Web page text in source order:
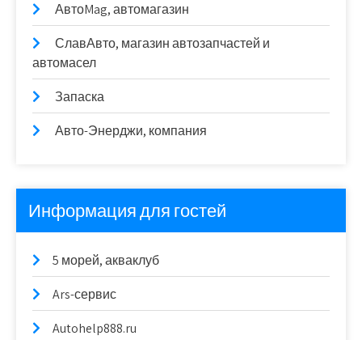
АвтоMag, автомагазин
СлавАвто, магазин автозапчастей и
автомасел
Запаска
Авто-Энерджи, компания
Информация для гостей
5 морей, акваклуб
Ars-сервис
Autohelp888.ru